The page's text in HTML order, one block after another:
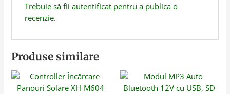
Trebuie să fii autentificatpentru a publica o
recenzie.
Produse similare